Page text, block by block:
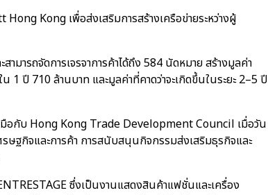
Kong เพื่อส่งเสริมการสร้างเครือข่ายระหว่างผู้
มารถจัดการเจรจาการค้าได้ถึง 584 นัดหมาย สร้างมูลค่า
ปี 710 ล้านบาท และมูลค่าที่คาดว่าจะเกิดขึ้นในระยะ 2–5 ปี
มือกับ Hong Kong Trade Development Council เมื่อวัน
ษฐกิจและการค้า การสนับสนุนกิจกรรมส่งเสริมธุรกิจและ
ซึ่งเป็นงานแสดงสินค้าแฟชั่นและเครื่อง